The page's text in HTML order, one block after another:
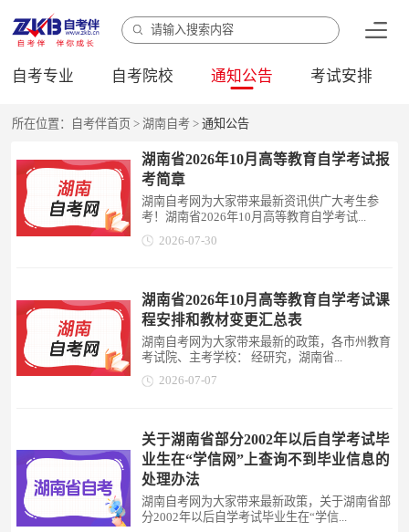
自考专业 自考院校 通知公告 考试安排
所在位置： 自考伴首页 >湖南自考 >通知公告
湖南省2026年10月高等教育自学考试报
考简章
湖南自考网为大家带来最新资讯供广大考生参
考！湖南省2026年10月高等教育自学考试...
2026-07-30
湖南省2026年10月高等教育自学考试课
程安排和教材变更汇总表
湖南自考网为大家带来最新的政策，各市州教育
考试院、主考学校： 经研究，湖南省...
2026-07-07
关于湖南省部分2002年以后自学考试毕
业生在“学信网”上查询不到毕业信息的
处理办法
湖南自考网为大家带来最新政策，关于湖南省部
分2002年以后自学考试毕业生在“学信...